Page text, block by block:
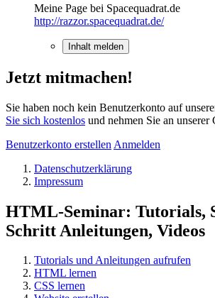
Meine Page bei Spacequadrat.de
http://razzor.spacequadrat.de/
Inhalt melden
Jetzt mitmachen!
Sie haben noch kein Benutzerkonto auf
Sie sich kostenlos und nehmen Sie an
Benutzerkonto erstellen Anmelden
Datenschutzerklärung
Impressum
HTML-Seminar: Tutorials,
Schritt Anleitungen, Videos
Tutorials und Anleitungen aufrufen
HTML lernen
CSS lernen